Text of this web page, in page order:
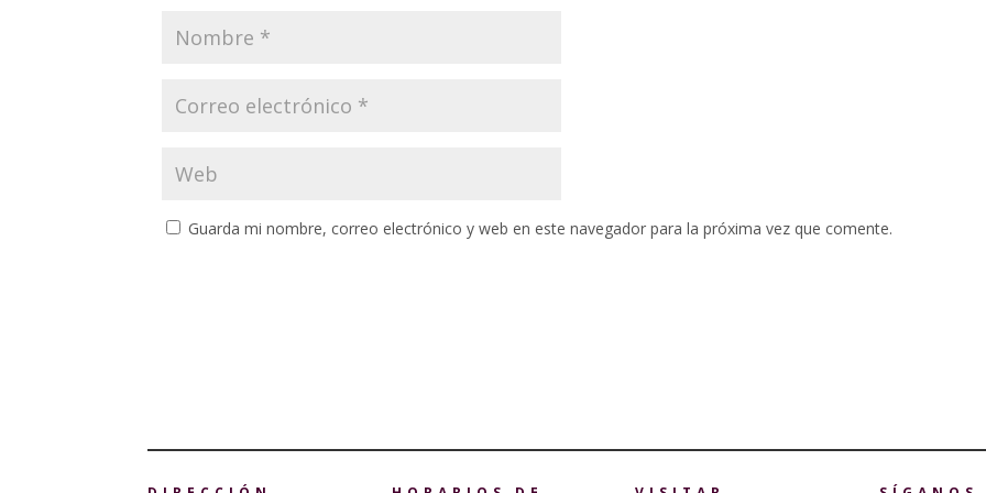
Guarda mi nombre, correo electrónico y web en este navegador para la próxima vez que comente.